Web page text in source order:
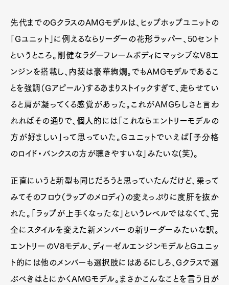
先代までのGクラスのAMGモデルは、ヒップホップユニットの
「Gユニット」に例えるならリーダーの花形ラッパー、50セント
というところ。剛健なラダーフレームボディにマッシブなV8エ
ンジンを搭載し、内装は豪華絢爛。でもAMGモデルであるこ
とを強調（Gアピール）するあまりストイックすぎて、走らせてい
ると肩が凝ってくる感覚があった。これがAMGらしさと言わ
れればその通りで、個人的には「これならエントリーモデルの
方が好ましい」って思っていた。Ｇユニットでいえば「子分格
のロイド・バンクスの方が聴きやすいな」みたいな(笑)。
正直にいうと新型も同じだろうと思っていたんだけど、乗って
みてそのフロウ（ラップのメロディ）の変えっぷりに度肝を抜か
れた。「ラップが上手くなったな」というレベルではなくて、完
全にスタイルを変えた新メンバーの新リーダーみたいな訳。
エントリーのV8モデル、ディーゼルエンジンモデルとGユニッ
ト的には他のメンバーも選択肢にはあるにしろ、Gクラスで選
ぶべきはとにかくAMGモデル。まさかこんなことを言う日が